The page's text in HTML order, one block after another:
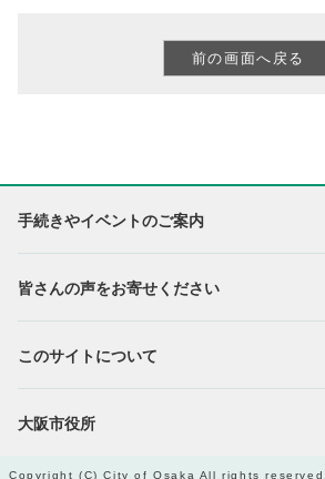
手続きやイベントのご案内
皆さんの声をお寄せください
このサイトについて
大阪市役所
Copyright (C) City of Osaka All rights reserved.